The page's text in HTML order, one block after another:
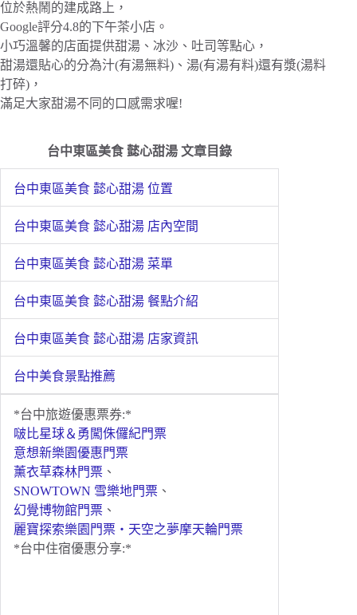
位於熱鬧的建成路上，
Google評分4.8的下午茶小店。
小巧溫馨的店面提供甜湯、冰沙、吐司等點心，
甜湯還貼心的分為汁(有湯無料)、湯(有湯有料)還有漿(湯料
打碎)，
滿足大家甜湯不同的口感需求喔!
台中東區美食 懿心甜湯 文章目錄
台中東區美食 懿心甜湯 位置
台中東區美食 懿心甜湯 店內空間
台中東區美食 懿心甜湯 菜單
台中東區美食 懿心甜湯 餐點介紹
台中東區美食 懿心甜湯 店家資訊
台中美食景點推薦
*台中旅遊優惠票券:*
啵比星球＆勇闖侏儸紀門票
意想新樂園優惠門票
薰衣草森林門票 、
SNOWTOWN 雪樂地門票 、
幻覺博物館門票 、
麗寶探索樂園門票・天空之夢摩天輪門票
*台中住宿優惠分享:*